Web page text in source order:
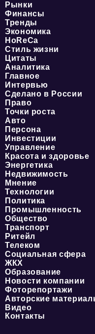
Рынки
Финансы
Тренды
Экономика
HoReCa
Стиль жизни
Цитаты
Аналитика
Главное
Интервью
Сделано в России
Право
Точки роста
Авто
Персона
Инвестиции
Управление
Красота и здоровье
Энергетика
Недвижимость
Мнение
Технологии
Политика
Промышленность
Общество
Транспорт
Ритейл
Телеком
Социальная сфера
ЖКХ
Образование
Новости компании
Фоторепортажи
Авторские
Видео
Контакты